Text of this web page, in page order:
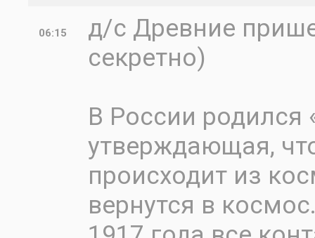
06:15
д/с Древние
секретно)
В России
утверждающая,
происходит из
вернутся в